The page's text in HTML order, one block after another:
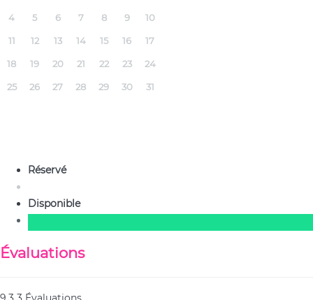
4 5 6 7 8 9 10
11 12 13 14 15 16 17
18 19 20 21 22 23 24
25 26 27 28 29 30 31
Réservé
Disponible
Évaluations